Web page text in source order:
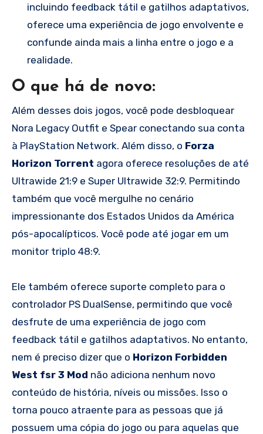
incluindo feedback tátil e gatilhos adaptativos,
oferece uma experiência de jogo envolvente e
confunde ainda mais a linha entre o jogo e a
realidade.
O que há de novo:
Além desses dois jogos, você pode desbloquear
Nora Legacy Outfit e Spear conectando sua conta
à PlayStation Network. Além disso, o Forza
Horizon Torrent agora oferece resoluções de até
Ultrawide 21:9 e Super Ultrawide 32:9. Permitindo
também que você mergulhe no cenário
impressionante dos Estados Unidos da América
pós-apocalípticos. Você pode até jogar em um
monitor triplo 48:9.
Ele também oferece suporte completo para o
controlador PS DualSense, permitindo que você
desfrute de uma experiência de jogo com
feedback tátil e gatilhos adaptativos. No entanto,
nem é preciso dizer que o Horizon Forbidden
West fsr 3 Mod não adiciona nenhum novo
conteúdo de história, níveis ou missões. Isso o
torna pouco atraente para as pessoas que já
possuem uma cópia do jogo ou para aquelas que